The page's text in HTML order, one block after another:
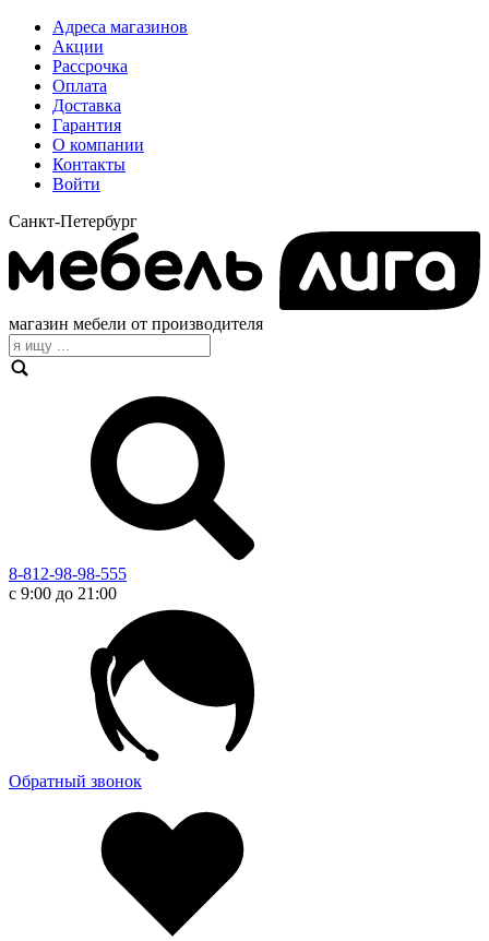
Адреса магазинов
Акции
Рассрочка
Оплата
Доставка
Гарантия
О компании
Контакты
Войти
Санкт-Петербург
магазин мебели от производителя
8-812-98-98-555
с 9:00 до 21:00
Обратный звонок